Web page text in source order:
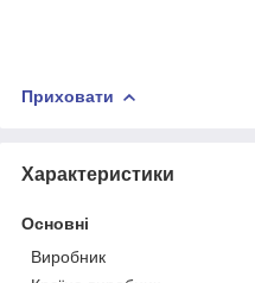
Приховати
Характеристики
Основні
Виробник